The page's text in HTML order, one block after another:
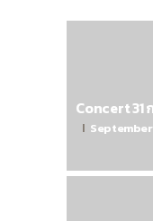
Concert 31
September